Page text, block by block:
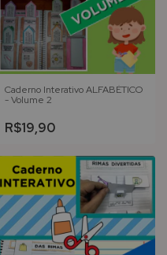
Caderno Interativo ALFABÉTICO
- Volume 2
R$19,90